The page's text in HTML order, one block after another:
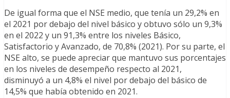
De igual forma que el NSE medio, que tenía un 29,2% en
el 2021 por debajo del nivel básico y obtuvo sólo un 9,3%
en el 2022 y un 91,3% entre los niveles Básico,
Satisfactorio y Avanzado, de 70,8% (2021). Por su parte, el
NSE alto, se puede apreciar que mantuvo sus porcentajes
en los niveles de desempeño respecto al 2021,
disminuyó a un 4,8% el nivel por debajo del básico de
14,5% que había obtenido en 2021.